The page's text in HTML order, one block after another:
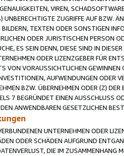
VIREN,
UNBERECHTIGTE ZUGRIFFE AUF BZW.
TEXTEN ODER SONSTIGEN
ODER JURISTISCHEN PERSON
ES SEIN DENN, DIESE SIND IN
ODER LIZENZGEBER FÜR
VON VORAUSSICHTLICHEN
AUFWENDUNGEN ODER
BZW. ÜBERNEHMEN ODER (Z)
7 BEGRÜNDET EINEN AUSSCHLUSS
ANWENDBAREN GESETZLICHEN
UNTERNEHMEN ODER
ODER SCHÄDEN AUFGRUND
DIE IM ZUSAMMENHANG